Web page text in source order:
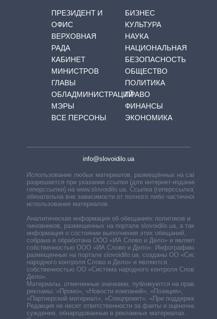
ПРЕЗИДЕНТ И
ОФИС
ВЕРХОВНАЯ
РАДА
КАБИНЕТ
МИНИСТРОВ
ГЛАВЫ
ОБЛАДМИНИСТРАЦИЙ
МЭРЫ
ВСЕ ПЕРСОНЫ
БИЗНЕС
КУЛЬТУРА
НАУКА
НАЦИОНАЛЬНАЯ
БЕЗОПАСНОСТЬ
ОБЩЕСТВО
ПОЛИТИКА
ПРАВО
ФИНАНСЫ
ЭКОНОМИКА
info@slovoidilo.ua
Использование любых материалов, размещённых на сайте,
разрешается при указании ссылки (для интернет-изданий —
гиперссылки) на www.slovoidilo.ua. Ссылка (гиперссылка)
обязательна вне зависимости от полного либо частичного
использования материалов.
Аналитическая информация об обещаниях политиков и
чиновников, размещенных на портале slovoidilo.ua, а также
информация о состоянии выполнения этих обещаний,
собрана и обработана ООО «ИА Слово и Дело» и является
собственностью ООО «ИА Слово и Дело». Инфографики,
размещенные на портале slovoidilo.ua, созданы ОО «Система
народного контроля Слово и Дело» и являются
собственностью ОО «Система народного контроля Слово и
Дело».
Материалы, отмеченные значками, публикуются на правах
рекламы: «Промо», «Новости компаний», «Позиция»,
«Партнерский материал», «Спецпроект», «При поддержке».
Редакция не несет ответственности за факты и оценочные
суждения, обнародованные в рекламных материалах.